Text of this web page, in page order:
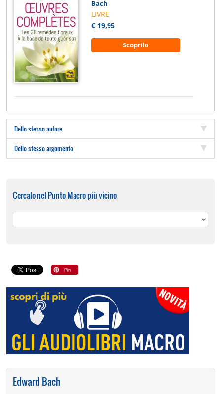
Bach
LIVRE
€ 19,95
Scoprilo
Dello stesso autore
Dello stesso argomento
Cercalo nel Punto Macro più vicino
Edward Bach